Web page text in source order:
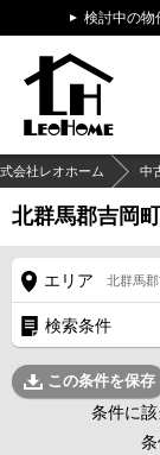
検討中の物
会社レオホーム 中
北群馬郡吉岡
エリア 北群馬
検索条件
この条件を保存
条件に